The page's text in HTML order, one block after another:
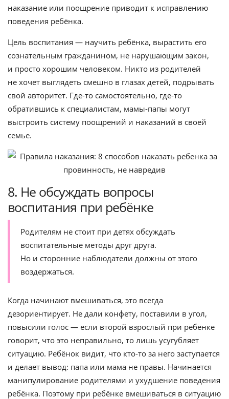
наказание или поощрение приводит к исправлению
поведения ребёнка.
Цель воспитания — научить ребёнка, вырастить его
сознательным гражданином, не нарушающим закон,
и просто хорошим человеком. Никто из родителей
не хочет выглядеть смешно в глазах детей, подрывать
свой авторитет. Где-то самостоятельно, где-то
обратившись к специалистам, мамы-папы могут
выстроить систему поощрений и наказаний в своей
семье.
8. Не обсуждать вопросы
воспитания при ребёнке
Родителям не стоит при детях обсуждать
воспитательные методы друг друга.
Но и сторонние наблюдатели должны от этого
воздержаться.
Когда начинают вмешиваться, это всегда
дезориентирует. Не дали конфету, поставили в угол,
повысили голос — если второй взрослый при ребёнке
говорит, что это неправильно, то лишь усугубляет
ситуацию. Ребёнок видит, что кто-то за него заступается
и делает вывод: папа или мама не правы. Начинается
манипулирование родителями и ухудшение поведения
ребёнка. Поэтому при ребёнке вмешиваться в ситуацию